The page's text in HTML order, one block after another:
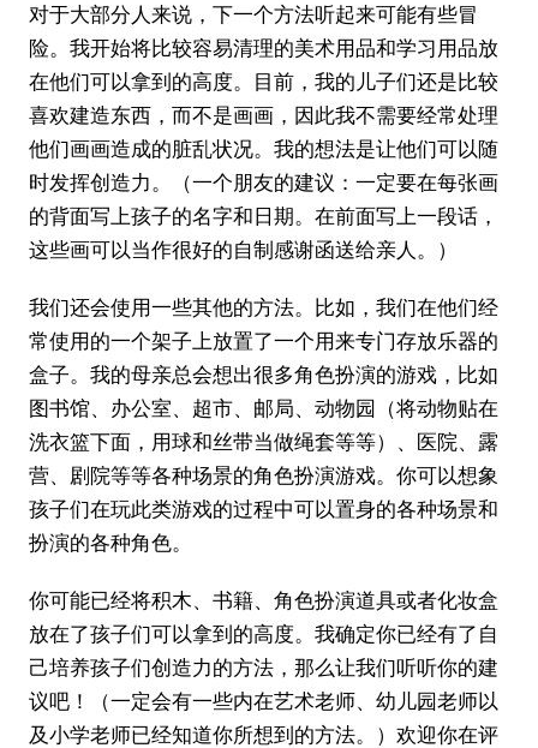
对于大部分人来说，下一个方法听起来可能有些冒
险。我开始将比较容易清理的美术用品和学习用品放
在他们可以拿到的高度。目前，我的儿子们还是比较
喜欢建造东西，而不是画画，因此我不需要经常处理
他们画画造成的脏乱状况。我的想法是让他们可以随
时发挥创造力。（一个朋友的建议：一定要在每张画
的背面写上孩子的名字和日期。在前面写上一段话，
这些画可以当作很好的自制感谢函送给亲人。）
我们还会使用一些其他的方法。比如，我们在他们经
常使用的一个架子上放置了一个用来专门存放乐器的
盒子。我的母亲总会想出很多角色扮演的游戏，比如
图书馆、办公室、超市、邮局、动物园（将动物贴在
洗衣篮下面，用球和丝带当做绳套等等）、医院、露
营、剧院等等各种场景的角色扮演游戏。你可以想象
孩子们在玩此类游戏的过程中可以置身的各种场景和
扮演的各种角色。
你可能已经将积木、书籍、角色扮演道具或者化妆盒
放在了孩子们可以拿到的高度。我确定你已经有了自
己培养孩子们创造力的方法，那么让我们听听你的建
议吧！（一定会有一些内在艺术老师、幼儿园老师以
及小学老师已经知道你所想到的方法。）欢迎你在评